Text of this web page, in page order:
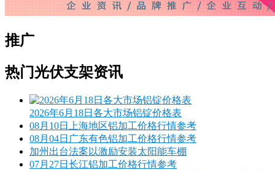
推广
热门光伏支架资讯
2026年6月18日各大市场铝锭价格表
08月10日上海地区铝加工价格行情参考
08月04日广东有色铝加工价格行情参考
加州出台法案以激励安装太阳能车棚
07月27日长江铝加工价格行情参考